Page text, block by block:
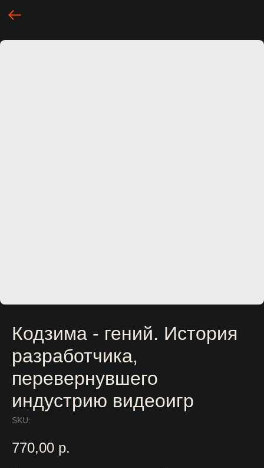
Кодзима - гений. История
разработчика,
перевернувшего
индустрию видеоигр
SKU:
770,00 р.